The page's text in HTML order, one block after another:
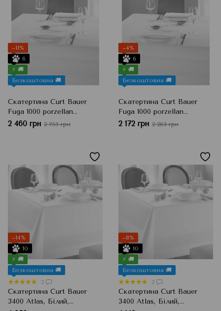
−11%
6
⚡ 🚚
Безкоштовна 🚚
Скатертина Curt Bauer
Fuga 1000 porzellan
Прямокутна 130х275 см
2 460 грн 2 755 грн
−4%
6
⚡ 🚚
Безкоштовна 🚚
Скатертина Curt Bauer
Fuga 1000 porzellan
Прямокутна 130х225 см
2 172 грн 2 263 грн
−14%
10
⚡ 🚚
Безкоштовна 🚚
2
Скатертина Curt Bauer
3400 Atlas, Білий,
−8%
10
⚡ 🚚
Безкоштовна 🚚
2
Скатертина Curt Bauer
3400 Atlas, Білий,